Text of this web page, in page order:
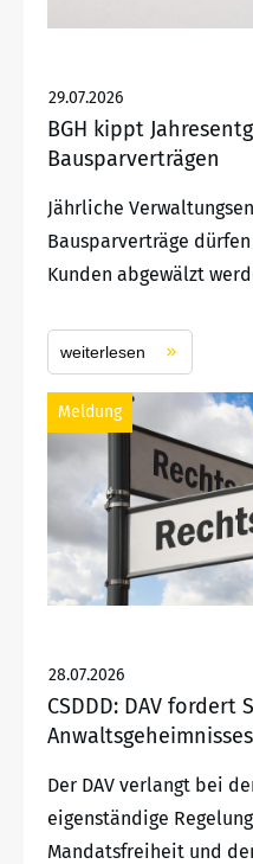
29.07.2026
BGH kippt
Bausparverträgen
Jährliche
Bausparverträge
Kunden abgewälzt
weiterlesen
Meldung
28.07.2026
CSDDD: DAV fordert
Anwaltsgeheimnisses
Der DAV verlangt bei
eigenständige
Mandatsfreiheit und